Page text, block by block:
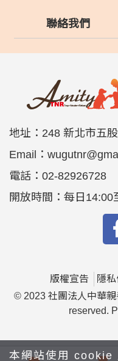
聯絡我們
地址： 248 新北市五
Email：
電話： 02-82926728
開放時間：每日14:00
版權宣告 隱
© 2023 社團法人中華
reserved.
本網站使用 cookie